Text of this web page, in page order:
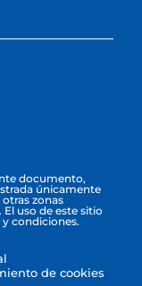
documento,
únicamente
otras zonas
uso de este sitio
condiciones.
de cookies